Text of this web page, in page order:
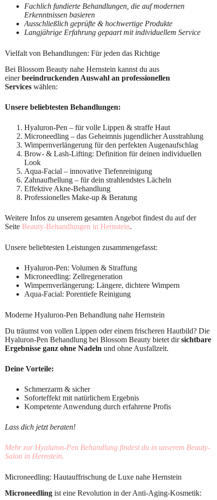
Fachlich fundierte Behandlungen, die auf modernen
Erkenntnissen basieren
Ausschließlich geprüfte & hochwertige Produkte
Langjährige Erfahrung gepaart mit individuellem Service
Vielfalt von Behandlungen: Für jeden das Richtige
Bei Blossom Beauty nahe Hernstein kannst du aus
einerbeeindruckenden Auswahl an professionellen
Services wählen:
Unsere beliebtesten Behandlungen:
Hyaluron-Pen – für volle Lippen & straffe Haut
Microneedling – das Geheimnis jugendlicher Ausstrahlung
Wimpernverlängerung für den perfekten Augenaufschlag
Brow- & Lash-Lifting: Definition für deinen individuellen
Look
Aqua-Facial – innovative Tiefenreinigung
Zahnaufhellung – für dein strahlendstes Lächeln
Effektive Akne-Behandlung
Professionelles Make-up & Beratung
Weitere Infos zu unserem gesamten Angebot findest du auf der
Seite Beauty-Behandlungen in Hernstein.
Unsere beliebtesten Leistungen zusammengefasst:
Hyaluron-Pen: Volumen & Straffung
Microneedling: Zellregeneration
Wimpernverlängerung: Längere, dichtere Wimpern
Aqua-Facial: Porentiefe Reinigung
Moderne Hyaluron-Pen Behandlung nahe Hernstein
Du träumst von vollen Lippen oder einem frischeren Hautbild? Die
Hyaluron-Pen Behandlung bei Blossom Beauty bietet dirsichtbare
Ergebnisse ganz ohne Nadeln und ohne Ausfallzeit.
Deine Vorteile:
Schmerzarm & sicher
Soforteffekt mit natürlichem Ergebnis
Kompetente Anwendung durch erfahrene Profis
Lass dich jetzt beraten!
Mehr zur Hyaluron-Pen Behandlung findest du in unserem Beauty-
Salon in Hernstein.
Microneedling: Hautauffrischung de Luxe nahe Hernstein
Microneedling ist eine Revolution in der Anti-Aging-Kosmetik: